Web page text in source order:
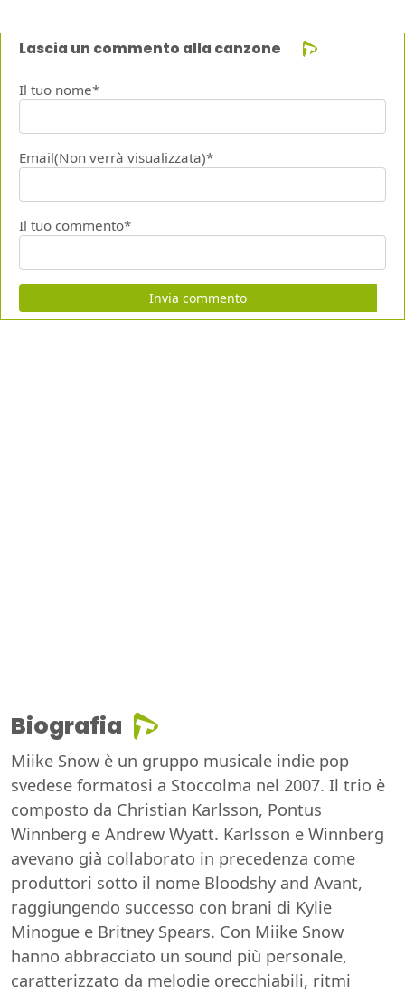
Lascia un commento alla canzone
Il tuo nome*
Email(Non verrà visualizzata)*
Il tuo commento*
Invia commento
Biografia
Miike Snow è un gruppo musicale indie pop
svedese formatosi a Stoccolma nel 2007. Il trio è
composto da Christian Karlsson, Pontus
Winnberg e Andrew Wyatt. Karlsson e Winnberg
avevano già collaborato in precedenza come
produttori sotto il nome Bloodshy and Avant,
raggiungendo successo con brani di Kylie
Minogue e Britney Spears. Con Miike Snow
hanno abbracciato un sound più personale,
caratterizzato da melodie orecchiabili, ritmi